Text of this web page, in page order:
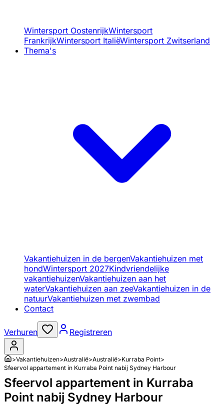
Wintersport OostenrijkWintersport
FrankrijkWintersport ItaliëWintersport Zwitserland
Thema's
Vakantiehuizen in de bergenVakantiehuizen met
hondWintersport 2027Kindvriendelijke
vakantiehuizenVakantiehuizen aan het
waterVakantiehuizen aan zeeVakantiehuizen in de
natuurVakantiehuizen met zwembad
Contact
Verhuren Registreren
>Vakantiehuizen>Australië>Australië>Kurraba Point>
Sfeervol appartement in Kurraba Point nabij Sydney Harbour
Sfeervol appartement in Kurraba
Point nabij Sydney Harbour